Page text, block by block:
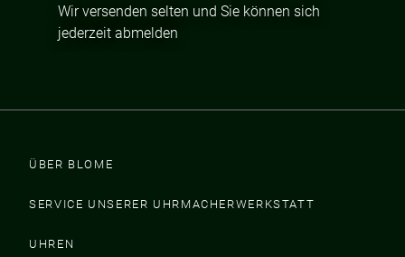
Wir versenden selten und Sie können sich
jederzeit abmelden
ÜBER BLOME
SERVICE UNSERER UHRMACHERWERKSTATT
UHREN